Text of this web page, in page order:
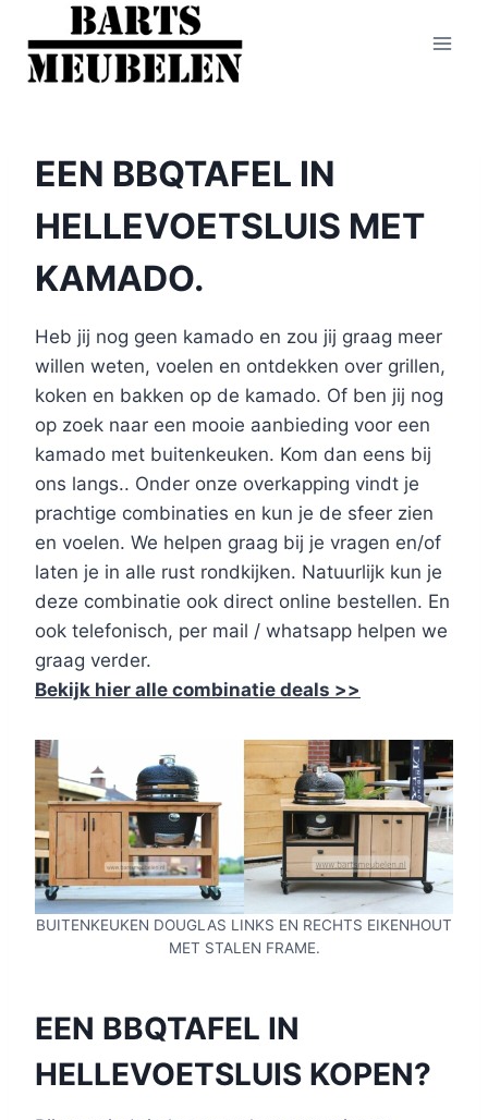
Doorgaan
naar
inhoud
EEN BBQTAFEL IN
HELLEVOETSLUIS MET
KAMADO.
Heb jij nog geen kamado en zou jij graag meer
willen weten, voelen en ontdekken over grillen,
koken en bakken op de kamado. Of ben jij nog
op zoek naar een mooie aanbieding voor een
kamado met buitenkeuken. Kom dan eens bij
ons langs.. Onder onze overkapping vindt je
prachtige combinaties en kun je de sfeer zien
en voelen. We helpen graag bij je vragen en/of
laten je in alle rust rondkijken. Natuurlijk kun je
deze combinatie ook direct online bestellen. En
ook telefonisch, per mail / whatsapp helpen we
graag verder.
Bekijk hier alle combinatie deals >>
BUITENKEUKEN DOUGLAS LINKS EN RECHTS EIKENHOUT
MET STALEN FRAME.
EEN BBQTAFEL IN
HELLEVOETSLUIS KOPEN?